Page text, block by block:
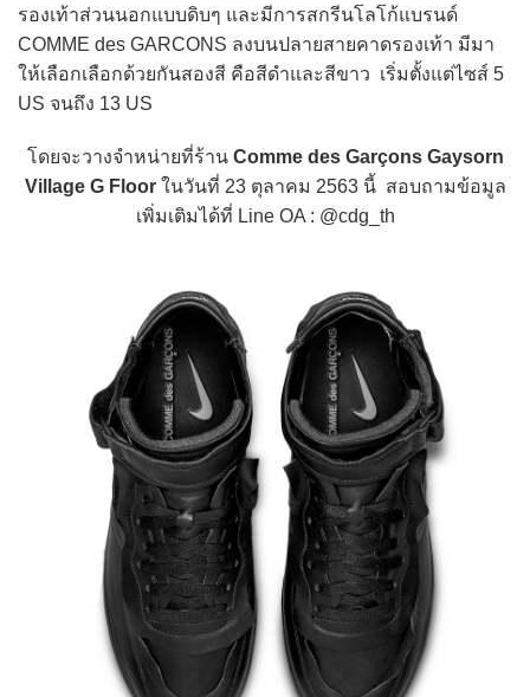
รองเท้าส่วนนอกแบบดิบๆ และมีการสกรีนโลโก้แบรนด์
COMME des GARCONS ลงบนปลายสายคาดรองเท้า มีมา
ให้เลือกเลือกด้วยกันสองสี คือสีดำและสีขาว เริ่มตั้งแต่ไซส์ 5
US จนถึง 13 US
โดยจะวางจำหน่ายที่ร้าน Comme des Garçons Gaysorn
Village G Floorในวันที่ 23 ตุลาคม 2563 นี้ สอบถามข้อมูล
เพิ่มเติมได้ที่ Line OA : @cdg_th